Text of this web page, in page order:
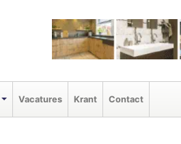
Vacatures Krant Contact